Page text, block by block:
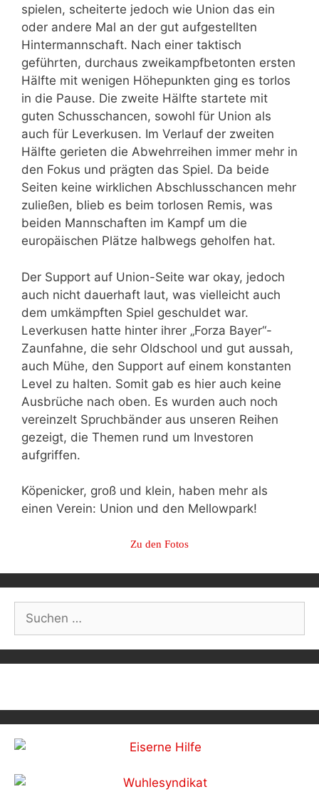
spielen, scheiterte jedoch wie Union das ein
oder andere Mal an der gut aufgestellten
Hintermannschaft. Nach einer taktisch
geführten, durchaus zweikampfbetonten ersten
Hälfte mit wenigen Höhepunkten ging es torlos
in die Pause. Die zweite Hälfte startete mit
guten Schusschancen, sowohl für Union als
auch für Leverkusen. Im Verlauf der zweiten
Hälfte gerieten die Abwehrreihen immer mehr in
den Fokus und prägten das Spiel. Da beide
Seiten keine wirklichen Abschlusschancen mehr
zuließen, blieb es beim torlosen Remis, was
beiden Mannschaften im Kampf um die
europäischen Plätze halbwegs geholfen hat.
Der Support auf Union-Seite war okay, jedoch
auch nicht dauerhaft laut, was vielleicht auch
dem umkämpften Spiel geschuldet war.
Leverkusen hatte hinter ihrer „Forza Bayer“-
Zaunfahne, die sehr Oldschool und gut aussah,
auch Mühe, den Support auf einem konstanten
Level zu halten. Somit gab es hier auch keine
Ausbrüche nach oben. Es wurden auch noch
vereinzelt Spruchbänder aus unseren Reihen
gezeigt, die Themen rund um Investoren
aufgriffen.
Köpenicker, groß und klein, haben mehr als
einen Verein: Union und den Mellowpark!
Zu den Fotos
navigation
nach: